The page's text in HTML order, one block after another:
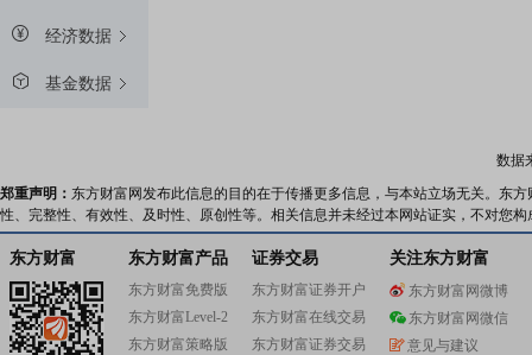
经济数据
基金数据
数据
郑重声明： 东方财富网发布此信息的目的在于传播更多信息，与本站立场无关。东
性、完整性、有效性、及时性、原创性等。相关信息并未经过本网站证实，不对您
东方财富 东方财富产品
东方财富免费版
东方财富Level-2
东方财富策略版
证券交易
东方财富证券开户
东方财富在线交易
东方财富证券交易
关注东方财富
东方财富网微博
东方财富网微信
意见与建议